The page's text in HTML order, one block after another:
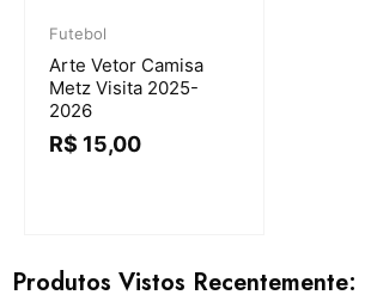
Futebol
Arte Vetor Camisa
Metz Visita 2025-
2026
R$ 15,00
Produtos Vistos Recentemente: